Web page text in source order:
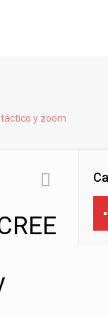
táctico y zoom